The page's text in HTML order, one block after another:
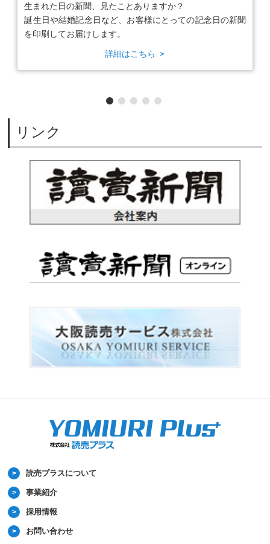
っての記念日の新聞
あなたやご家族、ご友人が主役の「
す。お誕生、結婚、長寿のお祝い、発
の記念に。
リンク
読売プラスについて
事業紹介
採用情報
お問い合わせ